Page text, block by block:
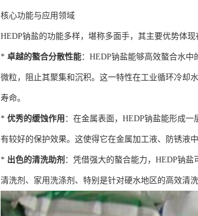
核心功能与应用领域
HEDP钠盐的功能多样，堪称多面手，其主要优势体现
* 卓越的螯合分散性能：HEDP钠盐能够高效螯合水
微粒，阻止其聚集和沉积。这一特性在工业循环冷却
寿命。
* 优秀的缓蚀作用 ：在金属表面，HEDP钠盐能形成
有较好的保护效果。这使得它在金属加工液、防锈液中
* 出色的清洗助剂 ：凭借强大的螯合能力，HEDP钠
清洗剂、家用洗涤剂、特别是针对硬水地区的高效清